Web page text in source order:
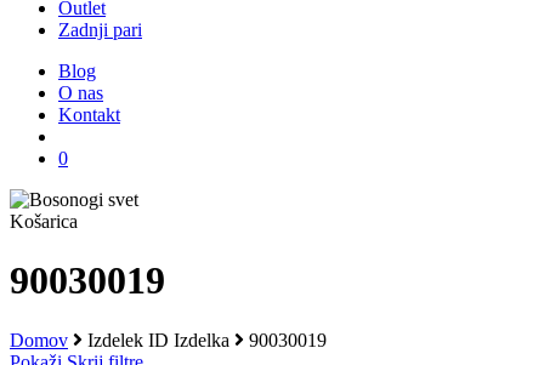
Outlet
Zadnji pari
Blog
O nas
Kontakt
0
Košarica
90030019
Domov Izdelek ID Izdelka
90030019